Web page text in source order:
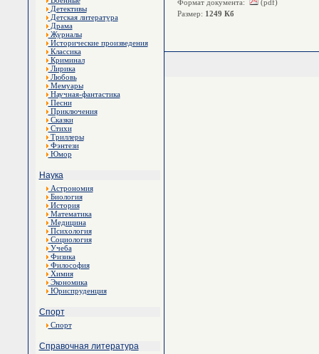
Детективы
Детская литература
Драма
Журналы
Исторические произведения
Классика
Криминал
Лирика
Любовь
Мемуары
Научная-фантастика
Песни
Приключения
Сказки
Стихи
Триллеры
Фэнтези
Юмор
Наука
Астрономия
Биология
История
Математика
Медицина
Психология
Социология
Учеба
Физика
Философия
Химия
Экономика
Юриспруденция
Спорт
Спорт
Справочная литература
Формат документа:
(pdf)
Размер: 1249 Кб